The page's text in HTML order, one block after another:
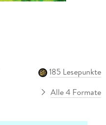
185 Lesepunkte
Alle 4 Formate